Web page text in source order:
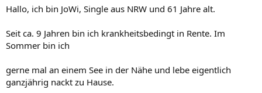
r
a
Hallo, ich bin JoWi, Single aus NRW und 61 Jahre alt.
Seit ca. 9 Jahren bin ich krankheitsbedingt in Rente. Im
Sommer bin ich
gerne mal an einem See in der Nähe und lebe eigentlich
ganzjährig nackt zu Hause.